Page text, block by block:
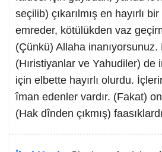
seçilib) çıkarılmış en hayırlı
emreder, kötülükden vaz
(Çünkü) Allaha inanıyorsunuz.
(Hıristiyanlar ve Yahudiler) de
için elbette hayırlı olurdu.
îman edenler vardır. (Fakat)
(Hak dînden çıkmış)